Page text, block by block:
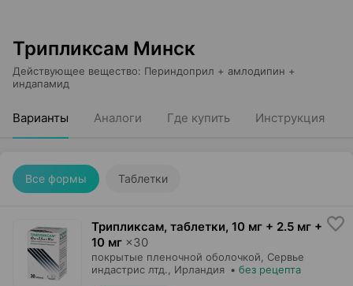
Трипликсам Минск
Действующее вещество: Периндоприл + амлодипин +
индапамид
Варианты Аналоги Где купить Инструкция
Все формы Таблетки
Трипликсам, таблетки, 10 мг + 2.5 мг +
10 мг ×30
покрытые пленочной оболочкой,
Сервье
индастрис лтд.
, Ирландия • без рецепта